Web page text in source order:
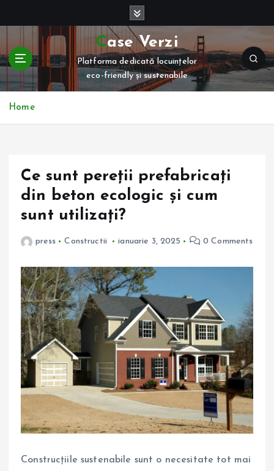
t
c
Case Verzi
Platforma dedicată locuințelor
eco-friendly și sustenabile
Home
Ce sunt pereții prefabricați
din beton ecologic și cum
sunt utilizați?
press Constructii ianuarie 3, 2025 0 Comments
Construcțiile sustenabile sunt o necesitate tot mai